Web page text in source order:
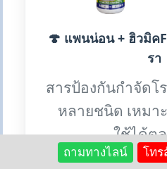
🍄 แพนน่อน + ฮิวมิค
รา
สารป้องกันกำจัดโ
หลายชนิด เหมา
ใช้ได้ต
ถามทางไลน์ โทร